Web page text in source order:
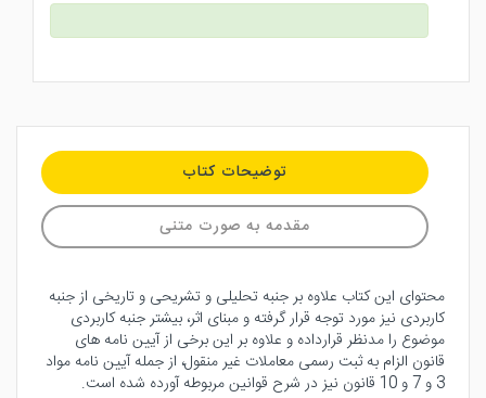
توضیحات کتاب
مقدمه به صورت متنی
محتوای این کتاب علاوه بر جنبه تحلیلی و تشریحی و تاریخی از جنبه
کاربردی نیز مورد توجه قرار گرفته و مبنای اثر، بیشتر جنبه کاربردی
موضوع را مدنظر قرارداده و علاوه بر این برخی از آیین نامه های
قانون الزام به ثبت رسمی معاملات غیر منقول، از جمله آیین نامه مواد
3 و 7 و 10 قانون نیز در شرح قوانین مربوطه آورده شده است.